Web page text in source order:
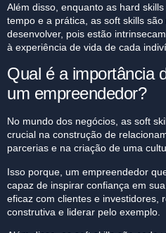
Além disso, enquanto as hard
tempo e a prática, as soft skills
desenvolver, pois estão
à experiência de vida de cada
Qual é a importância
um empreendedor?
No mundo dos negócios, as soft
crucial na construção de
parcerias e na criação de uma
Isso porque, um empreendedor
capaz de inspirar confiança em
eficaz com clientes e investidores,
construtiva e liderar pelo exemplo.